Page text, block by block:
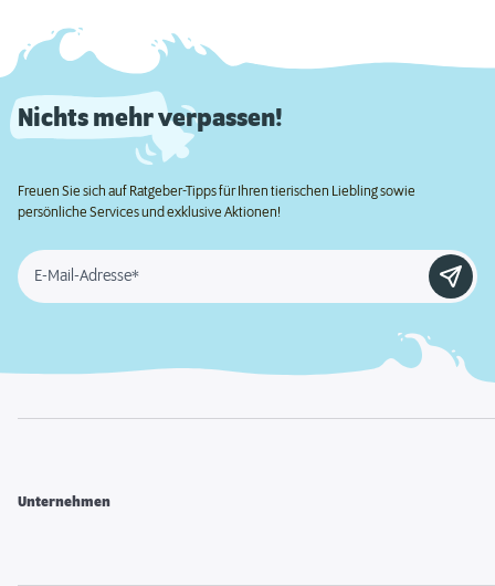
Nichts mehr verpassen!
Freuen Sie sich auf Ratgeber-Tipps für Ihren tierischen Liebling sowie
persönliche Services und exklusive Aktionen!
E-Mail-Adresse*
Unternehmen